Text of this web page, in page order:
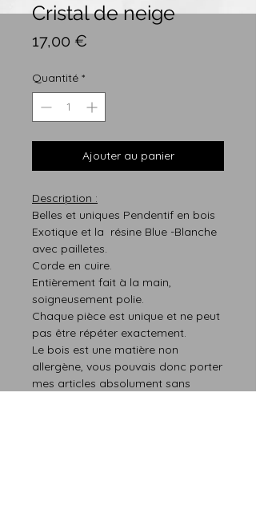
Cristal de neige
17,00 €
Quantité *
Ajouter au panier
Description :
Belles et uniques Pendentif en bois
Exotique et la résine Blue -Blanche
avec pailletes.
Corde en cuire.
Entièrement fait à la main,
soigneusement polie.
Chaque pièce est unique et ne peut
pas être répéter exactement.
Le bois est une matière non
allergène, vous pouvais donc porter
mes articles absolument sans